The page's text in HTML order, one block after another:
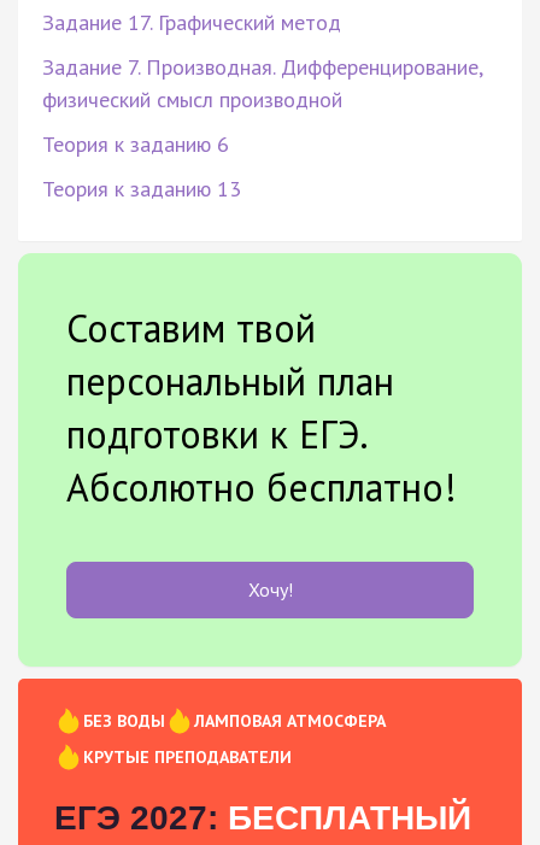
Задание 17. Графический метод
Задание 7. Производная. Дифференцирование,
физический смысл производной
Теория к заданию 6
Теория к заданию 13
Составим твой
персональный план
подготовки к ЕГЭ.
Абсолютно бесплатно!
Хочу!
БЕЗ ВОДЫ
ЛАМПОВАЯ АТМОСФЕРА
КРУТЫЕ ПРЕПОДАВАТЕЛИ
ЕГЭ 2027: БЕСПЛАТНЫЙ